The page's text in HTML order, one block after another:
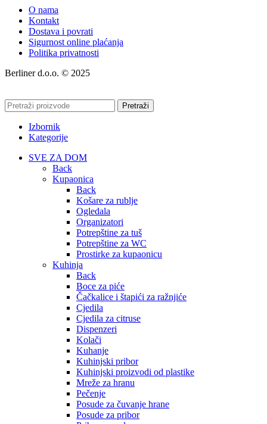
O nama
Kontakt
Dostava i povrati
Sigurnost online plaćanja
Politika privatnosti
Berliner d.o.o. © 2025
Pretraži
Izbornik
Kategorije
SVE ZA DOM
Back
Kupaonica
Back
Košare za rublje
Ogledala
Organizatori
Potrepštine za tuš
Potrepštine za WC
Prostirke za kupaonicu
Kuhinja
Back
Boce za piće
Čačkalice i štapići za ražnjiće
Cjedila
Cjedila za citruse
Dispenzeri
Kolači
Kuhanje
Kuhinjski pribor
Kuhinjski proizvodi od plastike
Mreže za hranu
Pečenje
Posude za čuvanje hrane
Posude za pribor